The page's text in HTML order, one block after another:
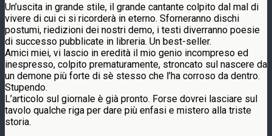
Un’uscita in grande stile, il grande cantante colpito dal mal di
vivere di cui ci si ricorderà in eterno. Sforneranno dischi
postumi, riedizioni dei nostri demo, i testi diverranno poesie
di successo pubblicate in libreria. Un best-seller.
Amici miei, vi lascio in eredità il mio genio incompreso ed
inespresso, colpito prematuramente, stroncato sul nascere da
un demone più forte di sè stesso che l’ha corroso da dentro.
Stupendo.
L’articolo sul giornale è già pronto. Forse dovrei lasciare sul
tavolo qualche riga per dare più enfasi e mistero alla triste
storia.